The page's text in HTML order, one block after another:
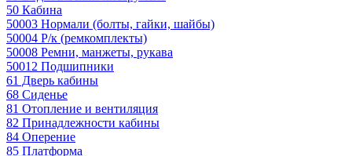
50 Кабина
50003 Нормали (болты, гайки, шайбы)
50004 Р/к (ремкомплекты)
50008 Ремни, манжеты, рукава
50012 Подшипники
61 Дверь кабины
68 Сиденье
81 Отопление и вентиляция
82 Принадлежности кабины
84 Оперение
85 Платформа